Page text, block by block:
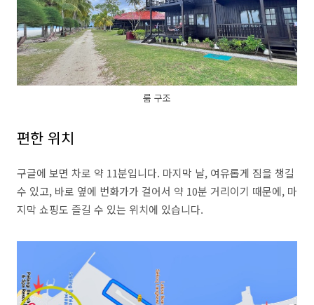
룸 구조
편한 위치
구글에 보면 차로 약 11분입니다. 마지막 날, 여유롭게 짐을 챙길
수 있고, 바로 옆에 번화가가 걸어서 약 10분 거리이기 때문에, 마
지막 쇼핑도 즐길 수 있는 위치에 있습니다.